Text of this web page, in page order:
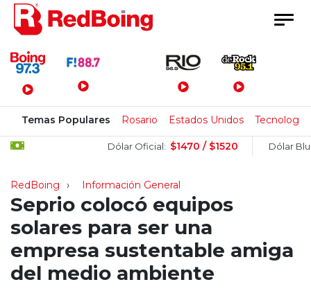
Menú Principal
Temas Populares Rosario Estados Unidos Tecnología
Dólar Oficial: $1470 / $1520 Dólar Blue:
RedBoing Información General
Seprio colocó equipos
solares para ser una
empresa sustentable amiga
del medio ambiente